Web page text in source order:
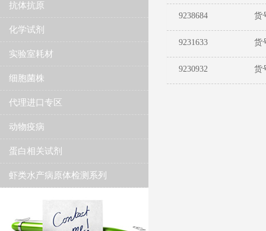
抗体抗原
化学试剂
实验室耗材
细胞菌株
代理进口专区
动物疫病
蛋白相关试剂
虾类水产病原体检测系列
9238684 货
9231633 货
9230932 货